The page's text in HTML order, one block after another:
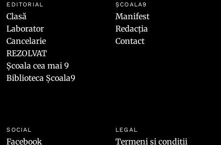
EDITORIAL
Clasă
Laborator
Cancelarie
REZOLVAT
Școala cea mai 9
Biblioteca Școala9
ȘCOALA9
Manifest
Redacția
Contact
SOCIAL
Facebook
LEGAL
Termeni și condiții